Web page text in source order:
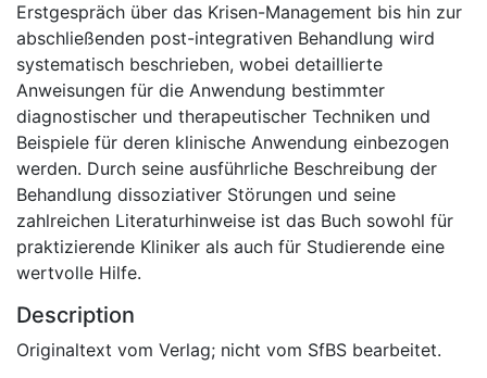
Erstgespräch über das Krisen-Management bis hin zur
abschließenden post-integrativen Behandlung wird
systematisch beschrieben, wobei detaillierte
Anweisungen für die Anwendung bestimmter
diagnostischer und therapeutischer Techniken und
Beispiele für deren klinische Anwendung einbezogen
werden. Durch seine ausführliche Beschreibung der
Behandlung dissoziativer Störungen und seine
zahlreichen Literaturhinweise ist das Buch sowohl für
praktizierende Kliniker als auch für Studierende eine
wertvolle Hilfe.
Description
Originaltext vom Verlag; nicht vom SfBS bearbeitet.